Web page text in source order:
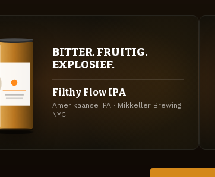
BITTER. FRUITIG.
EXPLOSIEF.
Filthy Flow IPA
Amerikaanse IPA · Mikkeller Brewing
NYC